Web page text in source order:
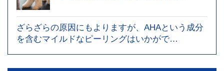
ざらざらの原因にもよりますが、AHAという成分
を含むマイルドなピーリングはいかがで…